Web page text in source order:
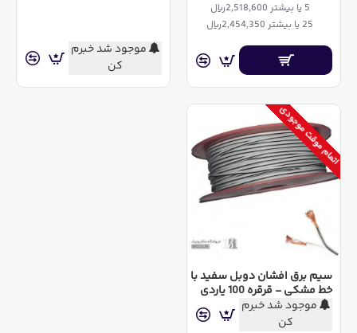
5 یا بیشتر 2,518,600ریال
25 یا بیشتر 2,454,350ریال
موجود شد خبرم
کن
اتمام موقت موجودی
سیم برق افشان دوبل سفید با
خط مشکی - قرقره 100 یاردی
موجود شد خبرم
کن